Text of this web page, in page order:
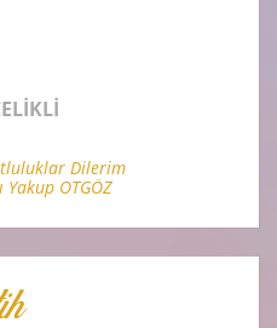
Dilerim
Yakup OTGÖZ